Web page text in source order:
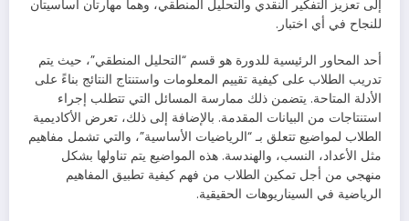
إلى تعزيز التفكير النقدي والتحليل المنطقي، وهما مهارتان أساسيتان
للنجاح في أي اختبار.
أحد المحاور الرئيسية للدورة هو قسم “التحليل المنطقي”، حيث يتم
تدريب الطلاب على كيفية تقييم المعلومات واستنتاج النتائج بناءً على
الأدلة المتاحة. يتضمن ذلك ممارسة المسائل التي تتطلب إجراء
استنتاجات من البيانات المقدمة. بالإضافة إلى ذلك، تعرض الأكاديمية
الطلاب لمواضيع تتعلق بـ “الرياضيات الأساسية”، والتي تشمل مفاهيم
مثل الأعداد، النسب، والهندسة. هذه المواضيع يتم تناولها بشكل
منهجي من أجل تمكين الطلاب من فهم كيفية تطبيق المفاهيم
الرياضية في السيناريوهات الحقيقية.